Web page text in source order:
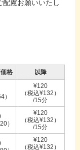
慮お願いいたし
格 以降
）
¥120
（税込¥132）
/15分
）
¥120
（税込¥132）
/15分
¥120
（税込¥132）